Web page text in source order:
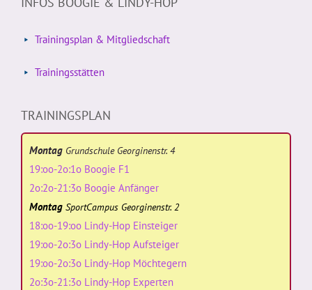
Trainingsplan & Mitgliedschaft
Trainingsstätten
TRAININGSPLAN
Montag Grundschule Georginenstr. 4
19:oo-2o:1o Boogie F1
2o:2o-21:3o Boogie Anfänger
Montag SportCampus Georginenstr. 2
18:oo-19:oo Lindy-Hop Einsteiger
19:oo-2o:3o Lindy-Hop Aufsteiger
19:oo-2o:3o Lindy-Hop Möchtegern
2o:3o-21:3o Lindy-Hop Experten